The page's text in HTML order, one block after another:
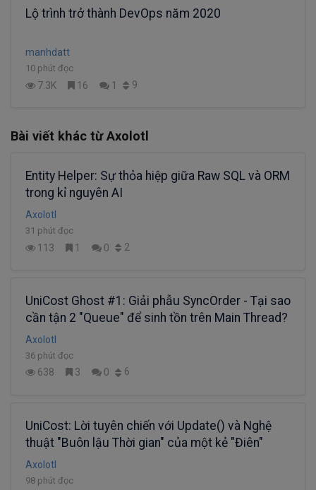
Lộ trình trở thành DevOps năm 2020
manhdatt
10 phút đọc
7.3K 16 1 9
Bài viết khác từ Axolotl
Entity Helper: Sự thỏa hiệp giữa Raw SQL và ORM
trong kỉ nguyên AI
Axolotl
31 phút đọc
113 1 0 2
UniCost Ghost #1: Giải phẫu SyncOrder - Tại sao
cần tận 2 "Queue" để sinh tồn trên Main Thread?
Axolotl
36 phút đọc
638 3 0 6
UniCost: Lời tuyên chiến với Update() và Nghệ
thuật "Buôn lậu Thời gian" của một kẻ "Điên"
Axolotl
98 phút đọc